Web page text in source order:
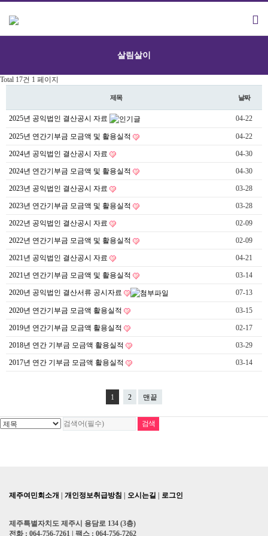
살림살이
Total 17건 1 페이지
제목 날짜
2025년 공익법인 결산공시 자료 04-22
2025년 연간기부금 모금액 및 활용실적 04-22
2024년 공익법인 결산공시 자료 04-30
2024년 연간기부금 모금액 및 활용실적 04-30
2023년 공익법인 결산공시 자료 03-28
2023년 연간기부금 모금액 및 활용실적 03-28
2022년 공익법인 결산공시 자료 02-09
2022년 연간기부금 모금액 및 활용실적 02-09
2021년 공익법인 결산공시 자료 04-21
2021년 연간기부금 모금액 및 활용실적 03-14
2020년 공익법인 결산서류 공시자료 07-13
2020년 연간기부금 모금액 활용실적 03-15
2019년 연간기부금 모금액 활용실적 02-17
2018년 연간 기부금 모금액 활용실적 03-29
2017년 연간 기부금 모금액 활용실적 03-14
1 2 맨끝
제주여민회소개 개인정보취급방침 오시는길 로그인
제주특별자치도 제주시 용담로 134 (3층)
전화 : 064-756-7261 | 팩스 : 064-756-7262